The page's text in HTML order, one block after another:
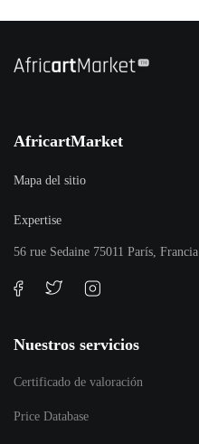
AfricartMarket
Mapa del sitio
Expertise
56 rue Sedaine 75011 París, Francia
Nuestros servicios
Certificado de valoración
Price Database